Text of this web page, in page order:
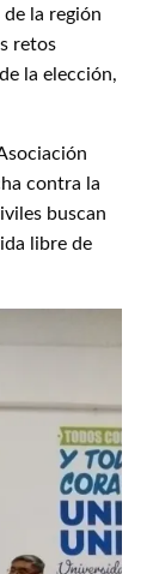
de la región
retos
la elección,
contra la
buscan
libre de